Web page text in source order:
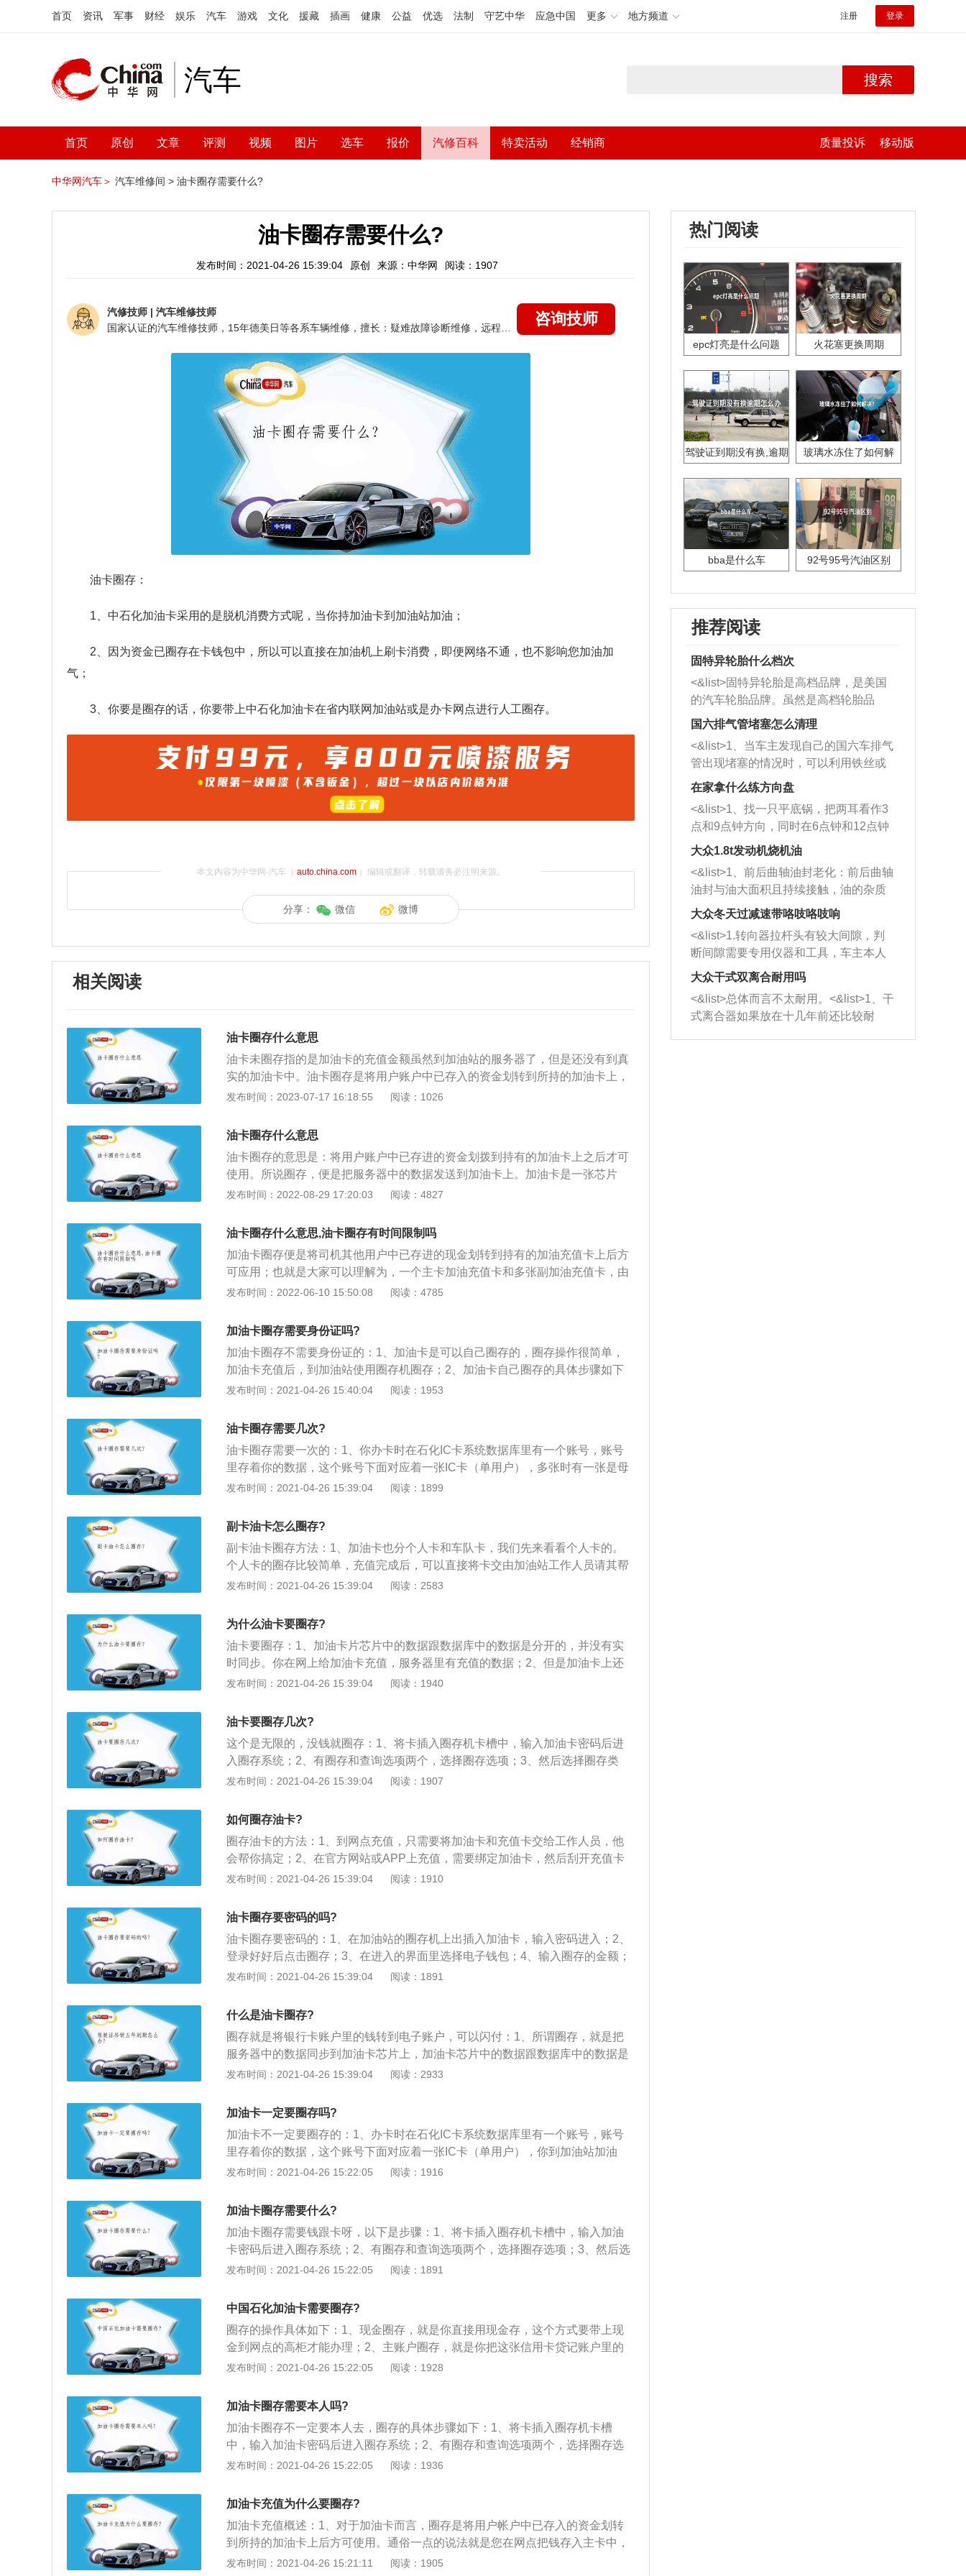
首页 资讯 军事 财经 娱乐 汽车 游戏 文化 援藏 插画 健康 公益 优选 法制 守艺中华 应急中国 更多 地方频道 注册 登录
汽车 搜索
首页 原创 文章 评测 视频 图片 选车 报价 汽修百科 特卖活动 经销商 质量投诉 移动版
中华网汽车＞ 汽车维修间 > 油卡圈存需要什么?
油卡圈存需要什么?
发布时间：2021-04-26 15:39:04 原创 来源：中华网 阅读：1907
汽修技师 | 汽车维修技师
咨询技师
油卡圈存：
1、中石化加油卡采用的是脱机消费方式呢，当你持加油卡到加油站加油；
2、因为资金已圈存在卡钱包中，所以可以直接在加油机上刷卡消费，即便网络不通，也不影响您加油加
气；
3、你要是圈存的话，你要带上中石化加油卡在省内联网加油站或是办卡网点进行人工圈存。
本文内容为中华网·汽车（ auto.china.com）编辑或翻译，转载请务必注明来源。
分享： 微信 微博
相关阅读
油卡圈存什么意思
油卡未圈存指的是加油卡的充值金额虽然到加油站的服务器了，但是还没有到真
实的加油卡中。油卡圈存是将用户账户中已存入的资金划转到所持的加油卡上，
圈存就是把服务器中的数据同步到加油卡芯片上，加油卡芯片中的数据跟数据库
充钱的数据。服务厅内使用圈存机的操作步骤有以下7步：1、在自助圈存设备
上，在IC卡入口处插入中石化加油卡。2、输入密码，点击确定进入页面。3、在
页面中选择需要办理的业务，如圈存、充值等。4、选择圈存后，进行信息确认
后，点击页面右下角的“下一步”进入圈存。5、进入圈存页面后，点击钱包圈存，
也可以选择积分圈存。6、输入可圈存金额，圈存信息确认后，点击下一步。7、
须到加油站自助终端进行圈存才能加油。
发布时间：2023-07-17 16:18:55 阅读：1026
油卡圈存什么意思
油卡圈存的意思是：将用户账户中已存进的资金划拨到持有的加油卡上之后才可
使用。所说圈存，便是把服务器中的数据发送到加油卡上。加油卡是一张芯片
卡，其中有电子账户，能储存金额，进行消费。加油卡就仿佛你的银行卡一般，
的账户信息和车牌号等信息，可是有别于银行卡，加油卡芯片的信息是和所属的
数据库并不能够完成即时更新的，就是说你目前往卡里边存钱，服务器里边有这
1笔钱的记录，可是不能够即时转移到你卡上的芯片里边，因此这时为了可以成
功使用这1笔钱，就必须途经圈存这一步。通过互联网或其它方法充值后，充值
款先存进加油卡备用金账户中，圈存便是将备用金中的金额转入到电子账户中，
发布时间：2022-08-29 17:20:03 阅读：4827
油卡圈存什么意思,油卡圈存有时间限制吗
加油卡圈存便是将司机其他用户中已存进的现金划转到持有的加油充值卡上后方
可应用；也就是大家可以理解为，一个主卡加油充值卡和多张副加油充值卡，由
加油站加气站把钱存进主卡中，初次分配到接下来的手机副卡，是因为手机副卡
下即叫圈存。油卡圈存什么意思油卡圈存是把其他用户里面已存进的钱转到持有
的加油充值卡上。圈存是将卡账号上的钱写进卡芯片的环节，是将银行卡账号里
的钱转到电子账户，可以闪付。一定要根据读卡器才可以将账号上的钱写入卡
片。在网络上存了钱以后，相当于在你的账号上有该笔数额，可是加油机却不鉴
别，那是是因为ic卡的芯片上都没有。需到油站的发卡加气站读卡器上读一下，
的钱划拨需到持有的加油充值卡上后方可应用。油卡圈存有时间限制吗中国石化
的油卡圈存没有时间限制。油卡圈存是将客户充值的现金存进到加油充值卡的ic
卡芯片中。实际上，客户进行了充值之后，现金并不是直接就到了加油充值卡的i
接网络。因此才需要圈存这一步操作。客户充值的金额，是先存到了一个备付金
为圈存前的金额是存放到备付金账户，安全性高，因此油卡圈存是没有时间限制
的。
发布时间：2022-06-10 15:50:08 阅读：4785
加油卡圈存需要身份证吗?
加油卡圈存不需要身份证的：1、加油卡是可以自己圈存的，圈存操作很简单，
加油卡充值后，到加油站使用圈存机圈存；2、加油卡自己圈存的具体步骤如下
将卡插入圈存机卡槽中，输入加油卡密码后进入圈存系统；有圈存和查询选项两
包；3、输入圈存金额按确认键后，提示交易成功即为圈存成功；圈存后按确认
键可以打印小票，不需要就按返回键退出，再按退卡键退卡，完成整个圈存操
作。
发布时间：2021-04-26 15:40:04 阅读：1953
油卡圈存需要几次?
油卡圈存需要一次的：1、你办卡时在石化IC卡系统数据库里有一个账号，账号
里存着你的数据，这个账号下面对应着一张IC卡（单用户），多张时有一张是母
卡。你到加油站加油时，用的是IC卡加油，IC卡上记录着你的金额会随着加油金
于是你自己或别人帮你在你的账号里交钱，但只交钱你的IC卡还是加不了油；
3、因为钱的金额信息还没存入你的IC卡里去，于是你就得带你的IC卡到加油站
的专门机上存贮一下信息，这样你的卡上有了数据又可以继续加油了。“单用户圈
存”就是“带你的IC卡到加油站的专门机上存贮一下信息”的这一步骤。
发布时间：2021-04-26 15:39:04 阅读：1899
副卡油卡怎么圈存?
副卡油卡圈存方法：1、加油卡也分个人卡和车队卡，我们先来看看个人卡的。
个人卡的圈存比较简单，充值完成后，可以直接将卡交由加油站工作人员请其帮
忙圈存；2、也可以在自助充值机上进行圈存，步骤也很简单，将卡插入自助充
存的是需要自己输入圈存金额的。点击圈存，电子钱包，输入圈存金额，点击确
定即可。不同的油化公司操作略有差异，大体相同；4、然后，我们来看看车队
卡圈存。车队卡有一个主卡和若干个副卡，主卡和副卡均能作为加油卡使用，充
值只能在主卡中进行。辞职后需要在加油站进行分配之后才能进行圈存；5、加
油站分配后，需要挨个卡进行圈存才能使用。同样可以直接交由加油站工作人员
卡，步骤和个人卡圈存是一样的。
发布时间：2021-04-26 15:39:04 阅读：2583
为什么油卡要圈存?
油卡要圈存：1、加油卡片芯片中的数据跟数据库中的数据是分开的，并没有实
时同步。你在网上给加油卡充值，服务器里有充值的数据；2、但是加油卡上还
没有数据，需要到加油站圈存后才能把数据同步到加油卡上，相当于确认激活，
网上给加油卡充值了，还需要特地跑去加油服务站里圈存才能到账，还不如直接
在加油服务站一套解决，明显是个多余的步骤。
发布时间：2021-04-26 15:39:04 阅读：1940
油卡要圈存几次?
这个是无限的，没钱就圈存：1、将卡插入圈存机卡槽中，输入加油卡密码后进
入圈存系统；2、有圈存和查询选项两个，选择圈存选项；3、然后选择圈存类
型，有电子钱包和积分选项，再选择电子钱包；4、输入圈存金额按确认键后，
发布时间：2021-04-26 15:39:04 阅读：1907
如何圈存油卡?
圈存油卡的方法：1、到网点充值，只需要将加油卡和充值卡交给工作人员，他
会帮你搞定；2、在官方网站或APP上充值，需要绑定加油卡，然后刮开充值卡
密码，输入密码确认后即可充值；3、需要注意的是，如果是网上充值的油卡，
到加油卡芯片上，这是一个很鸡肋的步骤。加油卡芯片中的数据跟数据库中的数
充钱的数据，但是加油卡芯片上还没有数据，需要去加油站圈存后才能把数据同
步到加油卡芯片上，不然你卡内是没有充到钱的。
发布时间：2021-04-26 15:39:04 阅读：1910
油卡圈存要密码的吗?
油卡圈存要密码的：1、在加油站的圈存机上出插入加油卡，输入密码进入；2、
登录好好后点击圈存；3、在进入的界面里选择电子钱包；4、输入圈存的金额；
5、圈存好后可以查询一下看下圈存好了没有，选择查询。选择卡片查询就可以
发布时间：2021-04-26 15:39:04 阅读：1891
什么是油卡圈存?
圈存就是将银行卡账户里的钱转到电子账户，可以闪付：1、所谓圈存，就是把
服务器中的数据同步到加油卡芯片上，加油卡芯片中的数据跟数据库中的数据是
分开的，并没有实时同步；2、你在网上往加油卡里充了钱，服务器里有你充钱
加油卡上，不然你卡内是没有充到钱的；3、加油卡是可以自己圈存的，圈存操
作很简单，加油卡充值后，到加油站使用圈存机圈存。
发布时间：2021-04-26 15:39:04 阅读：2933
加油卡一定要圈存吗?
加油卡不一定要圈存的：1、办卡时在石化IC卡系统数据库里有一个账号，账号
里存着你的数据，这个账号下面对应着一张IC卡（单用户），你到加油站加油
时，用的是IC卡加油；2、IC卡上记录着你的金额会随着加油金额减少，直到这
帮你在你的账号里交钱；3、但只交钱你的IC卡还是加不了油。为什么，因为钱
的金额信息还没存入你的IC卡里去，于是你就得带你的IC卡到加油站的专门机上
存贮一下信息，这样你的卡上有了数据又可以继续加油了。“单用户圈存”就是“带
你的IC卡到加油站的专门机上存贮一下信息”的这一步骤。
发布时间：2021-04-26 15:22:05 阅读：1916
加油卡圈存需要什么?
加油卡圈存需要钱跟卡呀，以下是步骤：1、将卡插入圈存机卡槽中，输入加油
卡密码后进入圈存系统；2、有圈存和查询选项两个，选择圈存选项；3、然后选
择圈存类型，有电子钱包和积分选项，选择电子钱包；4、输入圈存金额按确认
就按返回键退出，再按退卡键退卡，完成整个圈存操作。
发布时间：2021-04-26 15:22:05 阅读：1891
中国石化加油卡需要圈存?
圈存的操作具体如下：1、现金圈存，就是你直接用现金存，这个方式要带上现
金到网点的高柜才能办理；2、主账户圈存，就是你把这张信用卡贷记账户里的
额度或者溢缴款直接划到电子现金账户就行了；3、这种方式对贷记卡来说，就
低柜都能办理，或者你在建行的atm、cdm和多媒体机器上都能操作，很方便的。
发布时间：2021-04-26 15:22:05 阅读：1928
加油卡圈存需要本人吗?
加油卡圈存不一定要本人去，圈存的具体步骤如下：1、将卡插入圈存机卡槽
中，输入加油卡密码后进入圈存系统；2、有圈存和查询选项两个，选择圈存选
项；3、然后选择圈存类型，有电子钱包和积分选项，选择电子钱包；4、输入圈
小票，不需要就按返回键退出，再按退卡键退卡，完成整个圈存操作。
发布时间：2021-04-26 15:22:05 阅读：1936
加油卡充值为什么要圈存?
加油卡充值概述：1、对于加油卡而言，圈存是将用户帐户中已存入的资金划转
到所持的加油卡上后方可使用。通俗一点的说法就是您在网点把钱存入主卡中，
再分配到下面的副卡，由于副卡都在使用车辆的驾驶员手中，需要在加油的时候
发布时间：2021-04-26 15:21:11 阅读：1905
热门阅读
epc灯亮是什么问题 火花塞更换周期
驾驶证到期没有换,逾期
玻璃水冻住了如何解
bba是什么车 92号95号汽油区别
推荐阅读
固特异轮胎什么档次
<&list>固特异轮胎是高档品牌，是美国
的汽车轮胎品牌。虽然是高档轮胎品
牌，但是中高低端的轮胎都有生产，这
也是为了更好的开拓市场。
国六排气管堵塞怎么清理
<&list>1、当车主发现自己的国六车排气
管出现堵塞的情况时，可以利用铁丝或
者是细棍，直接将杂物给取出来，如果
堵塞情况比较严重，也可以采取应急措
施。 <&list>2、直接利用木棍将所有的
杂物推到排气管里面的位置处，然后将
三元催化器拆解开，就可以将堵塞的东
西取出来。但如果是因为积碳过多引起
的堵塞，就需要将三元催化器泡在草酸
洗剂对堵塞的情况得到解决，将清洗剂
放在燃油箱中，与燃油混合后，车辆启
动时，就可以和汽油一起进入到燃烧
室，最后形成废气排出，就可以让三元
催化器得到清洗，排气管堵塞的情况就
能够得到解决。
在家拿什么练方向盘
<&list>1、找一只平底锅，把两耳看作3
点和9点钟方向，同时在6点钟和12点钟
方向做一个标记。 <&list>2、双手握住
一圈半的练习，往右同样也要打相同的
圈数。 <&list>3、最后强调要反复练
习，这样就可以形成肌肉记忆，在真实
驾驶车辆时，不需要记忆也能打好方
向。
大众1.8t发动机烧机油
<&list>1、前后曲轴油封老化：前后曲轴
油封与油大面积且持续接触，油的杂质
和发动机内持续温度变化使其密封效果
逐渐减弱，导致渗油或漏油。<&list>2、
活塞间隙过大：积碳会使活塞环与缸体
的间隙扩大，导致机油流入燃烧室中，
造成烧机油。<&list>3、机油粘度。使用
机油粘度过小的话，同样会有烧机油现
象，机油粘度过小具有很好的流动性，
大众冬天过减速带咯吱咯吱响
<&list>1.转向器拉杆头有较大间隙，判
断间隙需要专用仪器和工具，车主本人
无法制作，需要将车辆送到修理厂或4s
店；<&list>2.车辆半轴套管防尘罩破
裂，破裂后会出现漏油现象，使半轴磨
损严重，磨损的半轴容易损坏，产生异
响；<&list>3.稳定器的转向胶套和球头
大众干式双离合耐用吗
<&list>总体而言不太耐用。<&list>1、干
式离合器如果放在十几年前还比较耐